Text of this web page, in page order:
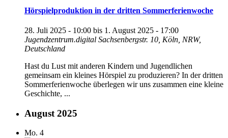
Hörspielproduktion in der dritten Sommerferienwoche
28. Juli 2025 - 10:00 bis 1. August 2025 - 17:00
Jugendzentrum.digital Sachsenbergstr. 10, Köln, NRW,
Deutschland
Hast du Lust mit anderen Kindern und Jugendlichen
gemeinsam ein kleines Hörspiel zu produzieren? In der dritten
Sommerferienwoche überlegen wir uns zusammen eine kleine
Geschichte, ...
August 2025
Mo. 4